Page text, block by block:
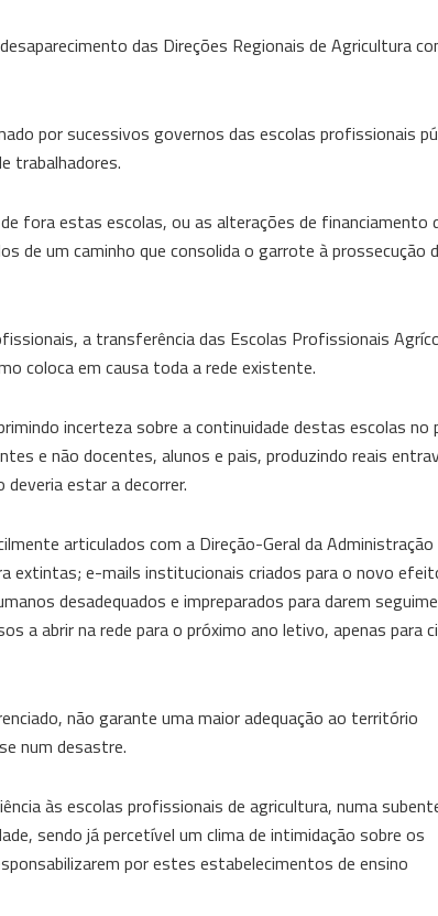
das Direções Regionais de Agricultura
por sucessivos governos das escolas profissionais
trabalhadores.
fora estas escolas, ou as alterações de financiamento
de um caminho que consolida o garrote à prossecução
a transferência das Escolas Profissionais
coloca em causa toda a rede existente.
incerteza sobre a continuidade destas escolas no
e não docentes, alunos e pais, produzindo reais
estar a decorrer.
articulados com a Direção-Geral da Administração
extintas; e-mails institucionais criados para o novo
desadequados e impreparados para darem
a abrir na rede para o próximo ano letivo, apenas para
não garante uma maior adequação ao território
num desastre.
às escolas profissionais de agricultura, numa
sendo já percetível um clima de intimidação sobre os
por estes estabelecimentos de ensino